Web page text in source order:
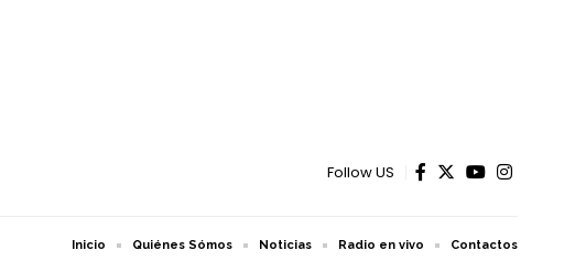
Follow US
Inicio Quiénes Sómos Noticias Radio en vivo Contactos